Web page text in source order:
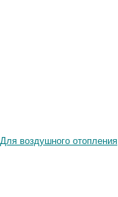
Для воздушного отопления